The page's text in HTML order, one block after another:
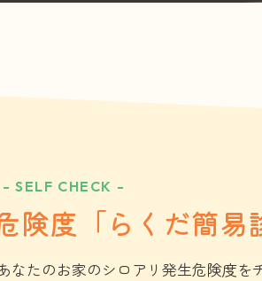
- SELF CHECK -
険度「らくだ簡易
なたのお家のシロアリ発生危険度を